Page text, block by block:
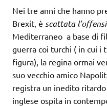
Nei tre anni che hanno
Brexit, è scattata
Mediterraneo a base di
guerra coi turchi ( in cui i
figura), la regina ormai
suo vecchio amico
registra un inedito ritardo
inglese ospita in